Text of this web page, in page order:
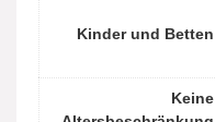
Kinder und Betten
Keine